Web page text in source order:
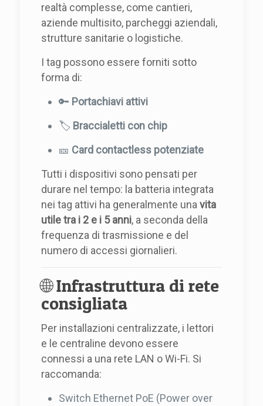
realtà complesse, come cantieri,
aziende multisito, parcheggi aziendali,
strutture sanitarie o logistiche.
I tag possono essere forniti sotto
forma di:
🔑 Portachiavi attivi
🏷️ Braccialetti con chip
🎫 Card contactless potenziate
Tutti i dispositivi sono pensati per
durare nel tempo: la batteria integrata
nei tag attivi ha generalmente unavita
utile tra i 2 e i 5 anni, a seconda della
frequenza di trasmissione e del
numero di accessi giornalieri.
🌐 Infrastruttura di rete
consigliata
Per installazioni centralizzate, i lettori
e le centraline devono essere
connessi a una rete LAN o Wi-Fi. Si
raccomanda:
Switch Ethernet PoE (Power over